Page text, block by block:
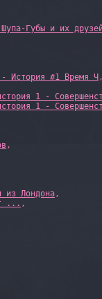
Шупа-Губы и их
История #1 Время Ч
1 -
1 -
,
из Лондона,
... ,